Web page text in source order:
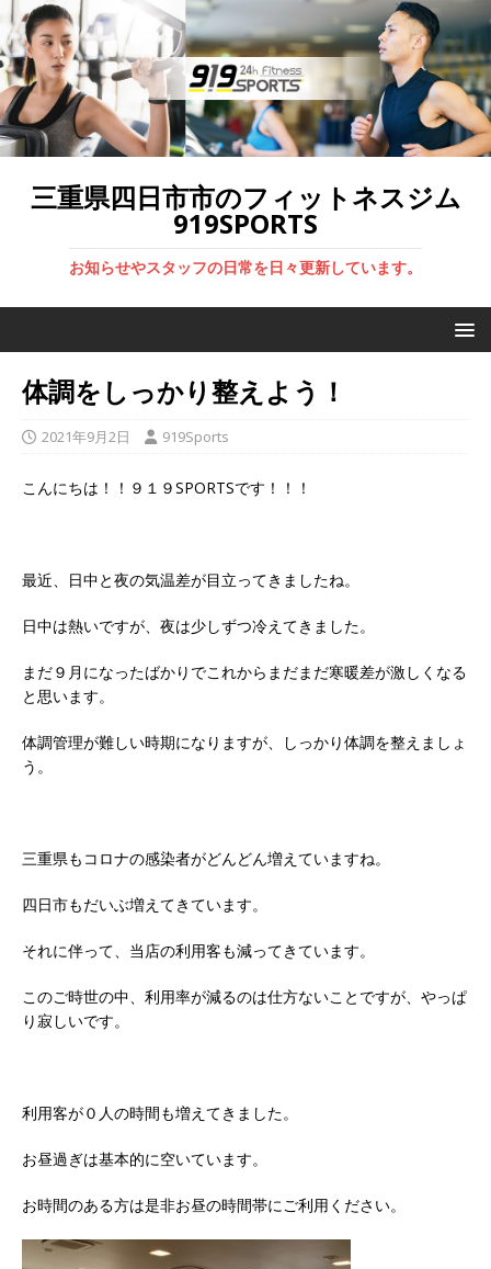
三重県四日市市のフィットネスジム
919SPORTS
お知らせやスタッフの日常を日々更新しています。
体調をしっかり整えよう！
2021年9月2日 919Sports
こんにちは！！９１９SPORTSです！！！
最近、日中と夜の気温差が目立ってきましたね。
日中は熱いですが、夜は少しずつ冷えてきました。
まだ９月になったばかりでこれからまだまだ寒暖差が激しくなる
と思います。
体調管理が難しい時期になりますが、しっかり体調を整えましょ
う。
三重県もコロナの感染者がどんどん増えていますね。
四日市もだいぶ増えてきています。
それに伴って、当店の利用客も減ってきています。
このご時世の中、利用率が減るのは仕方ないことですが、やっぱ
り寂しいです。
利用客が０人の時間も増えてきました。
お昼過ぎは基本的に空いています。
お時間のある方は是非お昼の時間帯にご利用ください。